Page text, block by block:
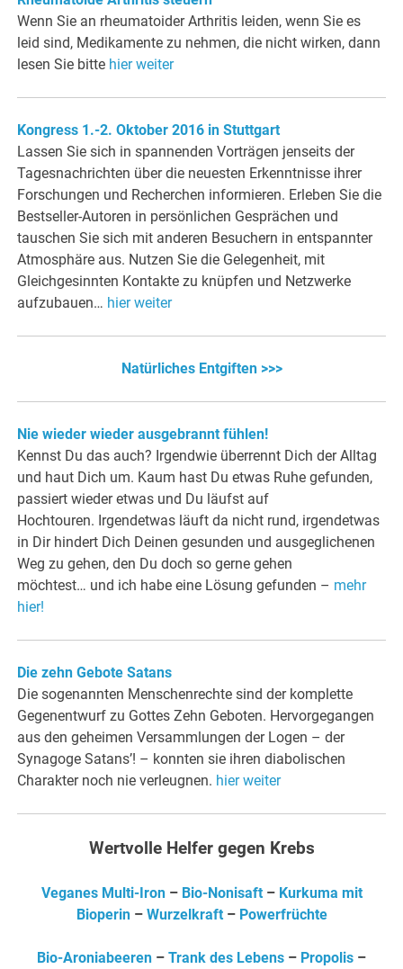
Wenn Sie an rheumatoider Arthritis leiden, wenn Sie es
leid sind, Medikamente zu nehmen, die nicht wirken, dann
lesen Sie bitte hier weiter
Kongress 1.-2. Oktober 2016 in Stuttgart
Lassen Sie sich in spannenden Vorträgen jenseits der
Tagesnachrichten über die neuesten Erkenntnisse ihrer
Forschungen und Recherchen informieren. Erleben Sie die
Bestseller-Autoren in persönlichen Gesprächen und
tauschen Sie sich mit anderen Besuchern in entspannter
Atmosphäre aus. Nutzen Sie die Gelegenheit, mit
Gleichgesinnten Kontakte zu knüpfen und Netzwerke
aufzubauen… hier weiter
Natürliches Entgiften >>>
Nie wieder wieder ausgebrannt fühlen!
Kennst Du das auch? Irgendwie überrennt Dich der Alltag
und haut Dich um. Kaum hast Du etwas Ruhe gefunden,
passiert wieder etwas und Du läufst auf
Hochtouren. Irgendetwas läuft da nicht rund, irgendetwas
in Dir hindert Dich Deinen gesunden und ausgeglichenen
Weg zu gehen, den Du doch so gerne gehen
möchtest… und ich habe eine Lösung gefunden – mehr
hier!
Die zehn Gebote Satans
Die sogenannten Menschenrechte sind der komplette
Gegenentwurf zu Gottes Zehn Geboten. Hervorgegangen
aus den geheimen Versammlungen der Logen – der
Synagoge Satans’! – konnten sie ihren diabolischen
Charakter noch nie verleugnen. hier weiter
Wertvolle Helfer gegen Krebs
Veganes Multi-Iron– Bio-Nonisaft– Kurkuma mit
Bioperin– Wurzelkraft– Powerfrüchte
Bio-Aroniabeeren – Trank des Lebens – Propolis –